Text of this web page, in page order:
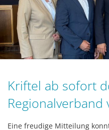
Kriftel ab sofort
Regionalverband
Eine freudige Mitteilung